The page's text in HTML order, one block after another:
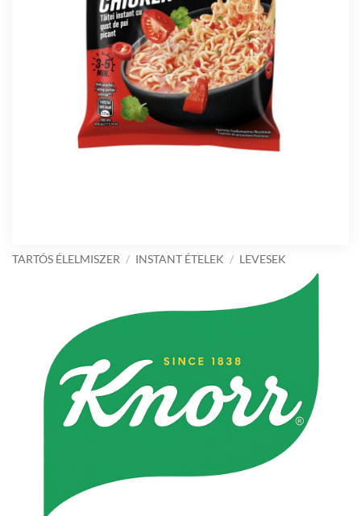
TARTÓS ÉLELMISZER / INSTANT ÉTELEK / LEVESEK